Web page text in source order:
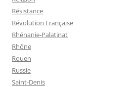
Résistance
Révolution Française
Rhénanie-Palatinat
Rhône
Rouen
Russie
Saint-Denis